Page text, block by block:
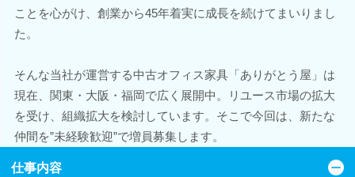
ことを心がけ、創業から45年着実に成長を続けてまいりまし
た。
そんな当社が運営する中古オフィス家具「ありがとう屋」は
現在、関東・大阪・福岡で広く展開中。リユース市場の拡大
を受け、組織拡大を検討しています。そこで今回は、新たな
仲間を”未経験歓迎”で増員募集します。
仕事内容